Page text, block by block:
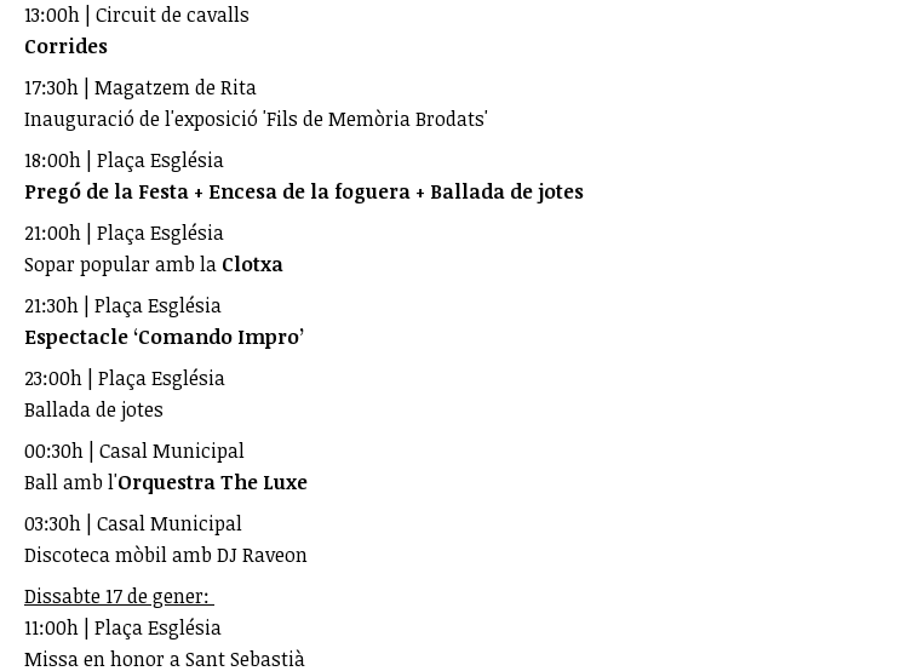
13:00h | Circuit de cavalls
Corrides
17:30h | Magatzem de Rita
Inauguració de l'exposició 'Fils de Memòria Brodats'
18:00h | Plaça Església
Pregó de la Festa + Encesa de la foguera + Ballada de jotes
21:00h | Plaça Església
Sopar popular amb la Clotxa
21:30h | Plaça Església
Espectacle ‘Comando Impro’
23:00h | Plaça Església
Ballada de jotes
00:30h | Casal Municipal
Ball amb l'Orquestra The Luxe
03:30h | Casal Municipal
Discoteca mòbil amb DJ Raveon
Dissabte 17 de gener:
11:00h | Plaça Església
Missa en honor a Sant Sebastià